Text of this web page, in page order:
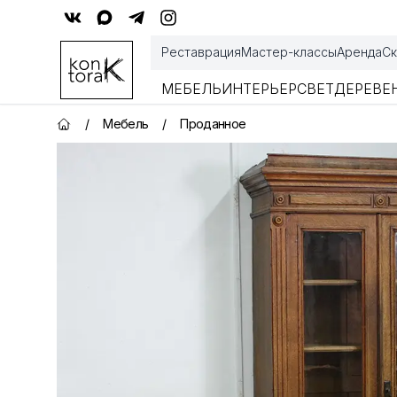
РеставрацияМастер-классыАренда
МЕБЕЛЬИНТЕРЬЕРСВЕТ
Главная страница
/ Мебель / Проданное